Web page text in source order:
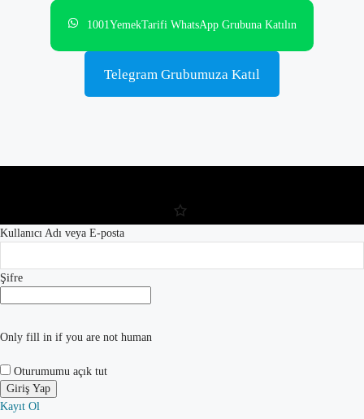
1001YemekTarifi WhatsApp Grubuna Katılın
Telegram Grubumuza Katıl
Kullanıcı Adı veya E-posta
Şifre
Only fill in if you are not human
Oturumumu açık tut
Kayıt Ol